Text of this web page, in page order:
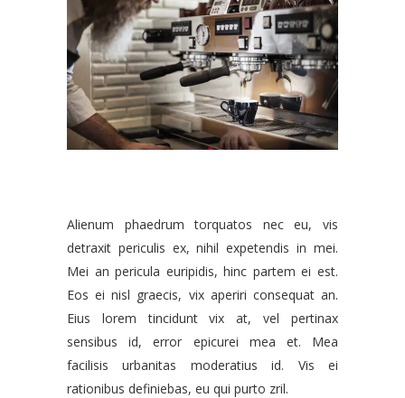
Alienum phaedrum torquatos nec eu, vis
detraxit periculis ex, nihil expetendis in mei.
Mei an pericula euripidis, hinc partem ei est.
Eos ei nisl graecis, vix aperiri consequat an.
Eius lorem tincidunt vix at, vel pertinax
sensibus id, error epicurei mea et. Mea
facilisis urbanitas moderatius id. Vis ei
rationibus definiebas, eu qui purto zril.